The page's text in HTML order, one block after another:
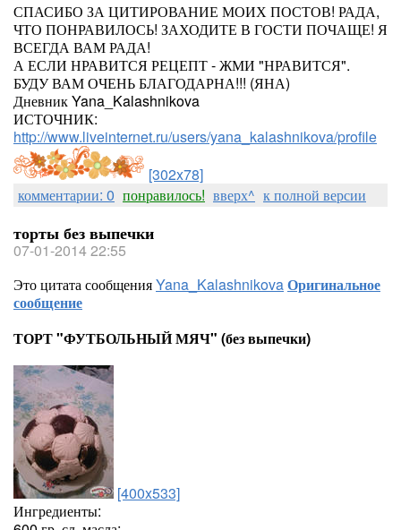
СПАСИБО ЗА ЦИТИРОВАНИЕ МОИХ ПОСТОВ! РАДА,
ЧТО ПОНРАВИЛОСЬ! ЗАХОДИТЕ В ГОСТИ ПОЧАЩЕ! Я
ВСЕГДА ВАМ РАДА!
А ЕСЛИ НРАВИТСЯ РЕЦЕПТ - ЖМИ "НРАВИТСЯ".
БУДУ ВАМ ОЧЕНЬ БЛАГОДАРНА!!! (ЯНА)
Дневник Yana_Kalashnikova
ИСТОЧНИК:
http://www.liveinternet.ru/users/yana_kalashnikova/profile
[302x78]
комментарии: 0 понравилось! вверх^ к полной версии
торты без выпечки
07-01-2014 22:55
Это цитата сообщенияYana_KalashnikovaОригинальное
сообщение
ТОРТ "ФУТБОЛЬНЫЙ МЯЧ" (без выпечки)
[400x533]
Ингредиенты: